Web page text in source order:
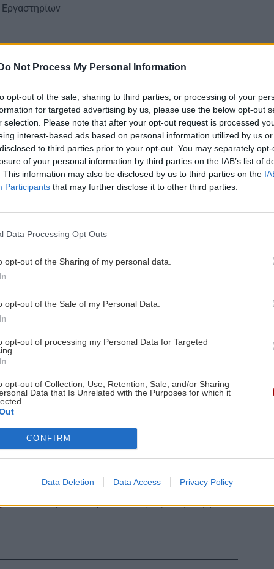
Do Not Process My Personal Information
opt-out of the sale, sharing to third parties, or processing of your
for targeted advertising by us, please use the below opt-out
selection. Please note that after your opt-out request is processed
interest-based ads based on personal information utilized by us
to third parties prior to your opt-out. You may separately
of your personal information by third parties on the IAB’s list of
This information may also be disclosed by us to third parties on the
Participants that may further disclose it to other third parties.
Data Processing Opt Outs
opt-out of the Sharing of my personal data.
opt-out of the Sale of my Personal Data.
opt-out of processing my Personal Data for Targeted
opt-out of Collection, Use, Retention, Sale, and/or Sharing
Data that Is Unrelated with the Purposes for which it
CONFIRM
Data Deletion Data Access Privacy Policy
Εσωτερικής Καύσης (ΜΕΚ)
Εργαστηρίων
στα συλλαλητήρια νέα παιδιά, μαθητές και
Ανατολή - Παγκόσμια ανησυχία
του Χαμενεΐ”
Newsκαι μάθετε πρώτοι όλες τις ειδήσεις για